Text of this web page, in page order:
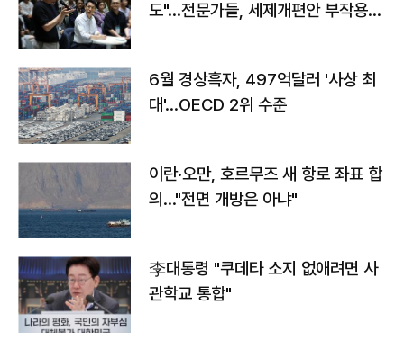
도"…전문가들, 세제개편안 부작용
6월 경상흑자, 497억달러 '사상 최
대'…OECD 2위 수준
이란·오만, 호르무즈 새 항로 좌표 합
의…"전면 개방은 아냐"
李대통령 "쿠데타 소지 없애려면 사
관학교 통합"